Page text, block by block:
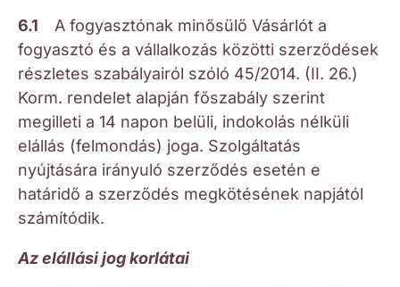
6.1 A fogyasztónak minősülő Vásárlót a
fogyasztó és a vállalkozás közötti szerződések
részletes szabályairól szóló 45/2014. (II. 26.)
Korm. rendelet alapján főszabály szerint
megilleti a 14 napon belüli, indokolás nélküli
elállás (felmondás) joga. Szolgáltatás
nyújtására irányuló szerződés esetén e
határidő a szerződés megkötésének napjától
számítódik.
Az elállási jog korlátai